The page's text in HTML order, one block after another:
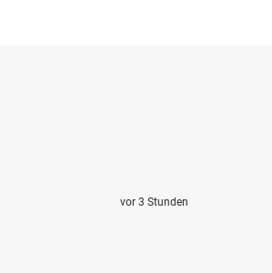
vor 3 Stunden